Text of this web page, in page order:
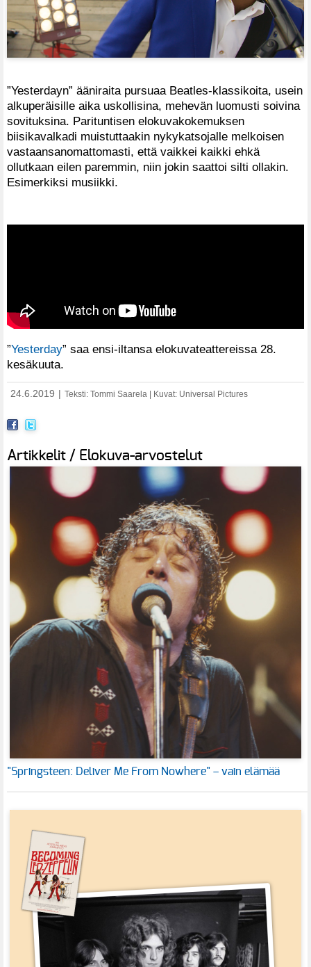
”Yesterdayn” ääniraita pursuaa Beatles-klassikoita, usein
alkuperäisille aika uskollisina, mehevän luomusti soivina
sovituksina. Parituntisen elokuvakokemuksen
biisikavalkadi muistuttaakin nykykatsojalle melkoisen
vastaansanomattomasti, että vaikkei kaikki ehkä
ollutkaan eilen paremmin, niin jokin saattoi silti ollakin.
Esimerkiksi musiikki.
”Yesterday” saa ensi-iltansa elokuvateattereissa 28.
kesäkuuta.
24.6.2019 Teksti: Tommi Saarela | Kuvat: Universal Pictures
Artikkelit / Elokuva-arvostelut
"Springsteen: Deliver Me From Nowhere" – vain elämää